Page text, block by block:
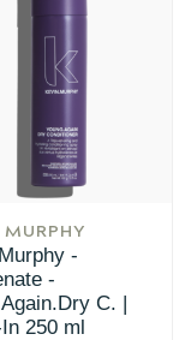
-
-
C. |
250 ml